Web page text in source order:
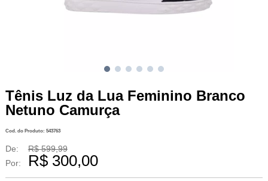
Tênis Luz da Lua Feminino Branco
Netuno Camurça
Cod. do Produto: 543763
De:
R$ 599,99
Por:
R$ 300,00